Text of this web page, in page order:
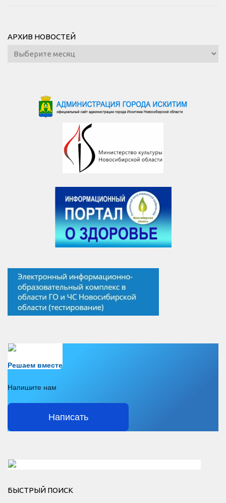
АРХИВ НОВОСТЕЙ
Архив
новостей
Решаем вместе
Напишите нам
Написать
БЫСТРЫЙ ПОИСК